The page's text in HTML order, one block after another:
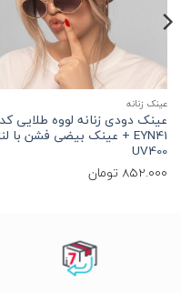
عینک زنانه
عینک دودی زنانه لووه طلایی کد
EYN41 + عینک بیضی فشن با لنز
UV400
852.000تومان